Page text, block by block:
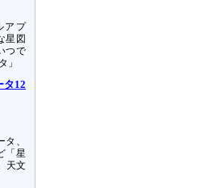
アプ
星図
つで
」
タ12
、
「星
天文